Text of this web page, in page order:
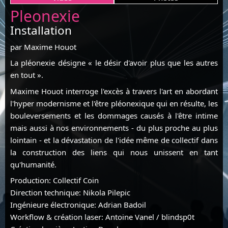
Pleonexie
Installation
par Maxime Houot
La pléonexie désigne « le désir d'avoir plus que les autres
en tout ».
Maxime Houot interroge l'excès à travers l'art en abordant
l'hyper modernisme et l'être pléonexique qui en résulte, les
bouleversements et les dommages causés à l'être intime
mais aussi à nos environnements - du plus proche au plus
lointain - et la dévastation de l'idée même de collectif dans
la construction des liens qui nous unissent en tant
qu'humanité.
Production: Collectif Coin
Direction technique: Nikola Pilepic
Ingénieure électronique: Adrian Badoil
Workflow & création laser: Antoine Vanel / blindsp0t